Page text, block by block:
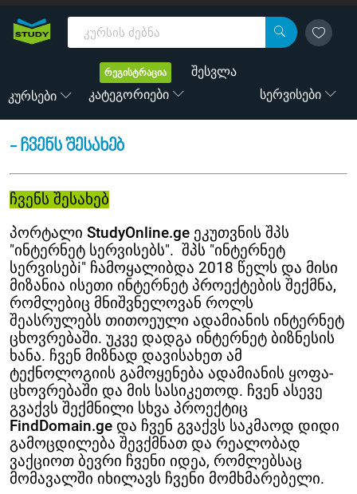
რეგისტრაცია შესვლა
Კურსები Სერვისები
Კატეგორიები
- ჩვენს შესახებ
ჩვენს შესახებ
პორტალი StudyOnline.ge ეკუთვნის შპს
"ინტერნეტ სერვისებს". შპს "ინტერნეტ
სერვისებi" ჩამოყალიბდა 2018 წელს და მისი
მიზანია ისეთი ინტერნეტ პროექტების შექმნა,
რომლებიც მნიშვნელოვან როლს
შეასრულებს თითოეული ადამიანის ინტერნეტ
ცხოვრებაში. უკვე დადგა ინტერნეტ ბიზნესის
ხანა. ჩვენ მიზნად დავისახეთ ამ
ტექნოლოგიის გამოყენება ადამიანის ყოფა-
ცხოვრებაში და მის სასიკეთოდ. ჩვენ ასევე
გვაქვს შექმნილი სხვა პროექტიც
FindDomain.ge და ჩვენ გვაქვს საკმაოდ დიდი
გამოცდილება შევქმნათ და რეალობად
ვაქციოთ ბევრი ჩვენი იდეა, რომლებსაც
მომავალში იხილავს ჩვენი მომხმარებელი.